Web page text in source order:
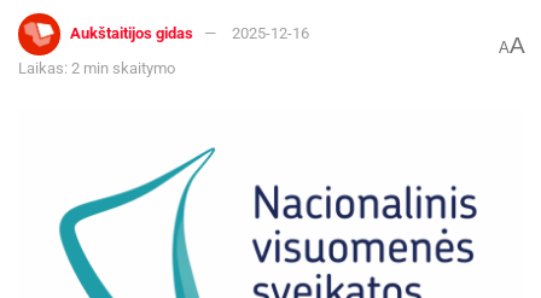
Aukštaitijos gidas
2025-12-16
Laikas: 2 min skaitymo
AA